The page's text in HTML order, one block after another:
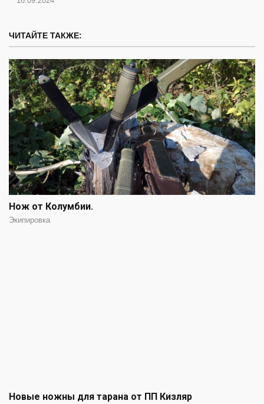
ЧИТАЙТЕ ТАКЖЕ:
Нож от Колумбии.
Экипировка
Новые ножны для тарана от ПП Кизляр